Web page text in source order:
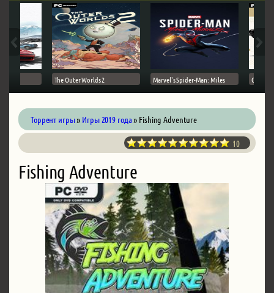
The Outer Worlds 2 Marvel's Spider-Man: Miles Ghost
Торрент игры» Игры 2019 года» Fishing Adventure
10
Fishing Adventure